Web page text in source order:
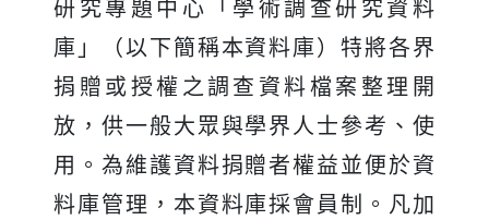
研究專題中心「學術調查研究資料
庫」（以下簡稱本資料庫）特將各界
捐贈或授權之調查資料檔案整理開
放，供一般大眾與學界人士參考、使
用。為維護資料捐贈者權益並便於資
料庫管理，本資料庫採會員制。凡加